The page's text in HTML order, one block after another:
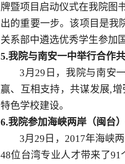
牌暨项目启动仪式在我院图
出的重要一步。该项目是我
关系部中遴选优秀学生参加
5.我院与南安一中举行合作
3月29日，我院与南安
赢、互相支持，共谋发展,
特色学校建设。
6.我院参加海峡两岸（闽台
3月29日，2017年海峡
48位台湾专业人才带来了